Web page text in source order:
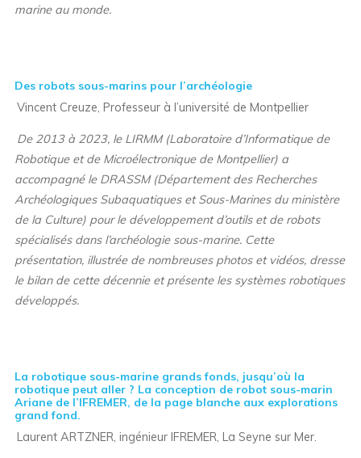
marine au monde.
Des robots sous-marins pour l’archéologie
Vincent Creuze, Professeur à l’université de Montpellier
De 2013 à 2023, le LIRMM (Laboratoire d’Informatique de
Robotique et de Microélectronique de Montpellier) a
accompagné le DRASSM (Département des Recherches
Archéologiques Subaquatiques et Sous-Marines du ministère
de la Culture) pour le développement d’outils et de robots
spécialisés dans l’archéologie sous-marine. Cette
présentation, illustrée de nombreuses photos et vidéos, dresse
le bilan de cette décennie et présente les systèmes robotiques
développés.
La robotique sous-marine grands fonds, jusqu’où la
robotique peut aller ? La conception de robot sous-marin
Ariane de l’IFREMER, de la page blanche aux explorations
grand fond.
Laurent ARTZNER, ingénieur IFREMER, La Seyne sur Mer.